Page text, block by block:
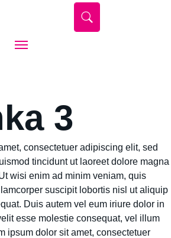
3
consectetuer adipiscing elit, sed
tincidunt ut laoreet dolore magna
wisi enim ad minim veniam, quis
suscipit lobortis nisl ut aliquip
Duis autem vel eum iriure dolor in
esse molestie consequat, vel illum
ipsum dolor sit amet, consectetuer